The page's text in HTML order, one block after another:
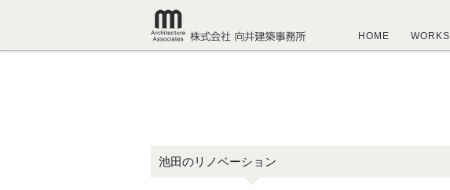
HOME WORKS
池田のリノベーション